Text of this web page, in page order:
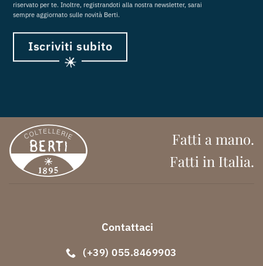
riservato per te. Inoltre, registrandoti alla nostra newsletter, sarai
sempre aggiornato sulle novità Berti.
Iscriviti subito
Fatti a mano.
Fatti in Italia.
Contattaci
(+39) 055.8469903